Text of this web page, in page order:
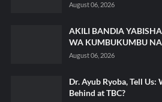
August 06, 2026
AKILI BANDIA
WA KUMBUKUMBU
August 06, 2026
Dr. Ayub Ryoba, Tell Us:
Behind at TBC?